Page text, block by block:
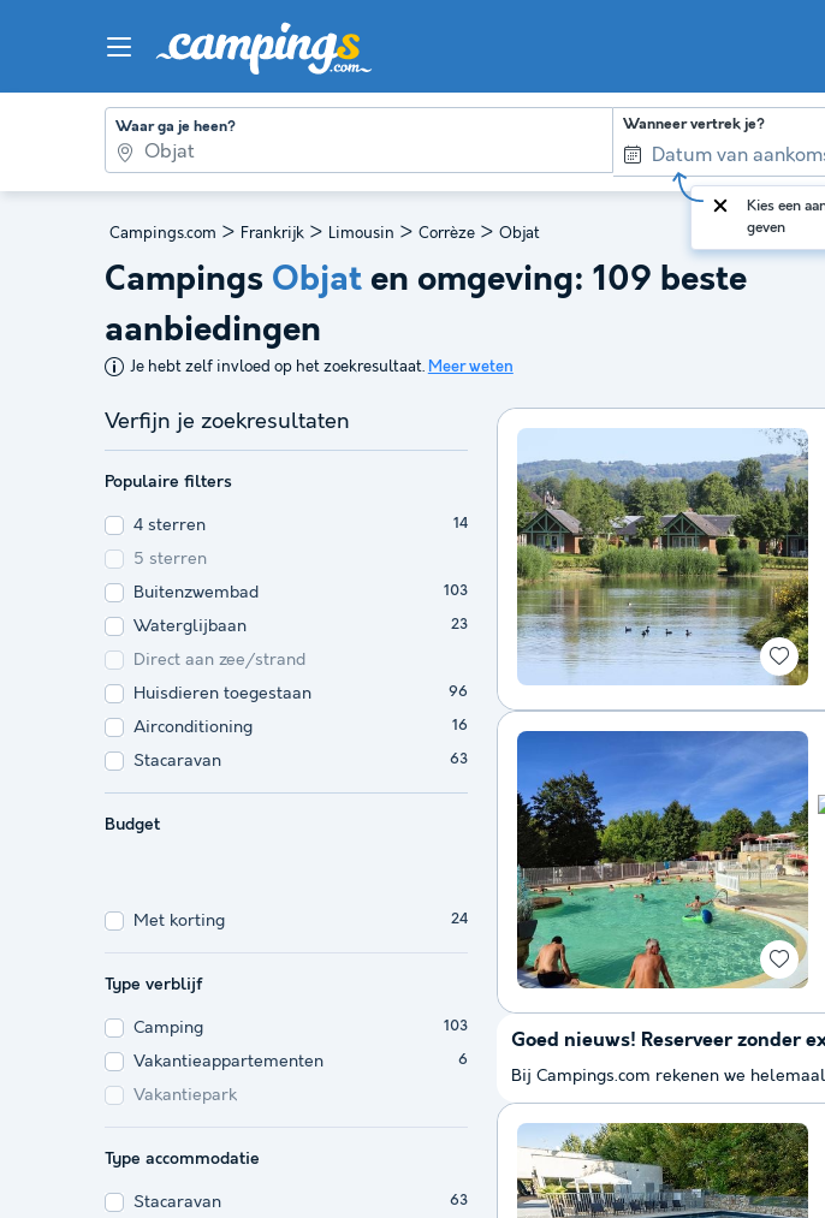
Waar ga je heen? Wanneer vertrek je?
Kies een
geven
Campings.com > Frankrijk > Limousin > Corrèze > Objat
Campings Objat en omgeving: 109 beste
aanbiedingen
Je hebt zelf invloed op het zoekresultaat. Meer weten
Verfijn je zoekresultaten
Populaire filters
4 sterren 14
5 sterren
Buitenzwembad
103
Waterglijbaan 23
Direct aan zee/strand
Huisdieren toegestaan
96
Airconditioning 16
Stacaravan 63
Budget
Met korting 24
Type verblijf
Camping 103
Vakantieappartementen 6
Vakantiepark
Type accommodatie
Stacaravan 63
Goed nieuws! Reserveer zonder
Bij Campings.com rekenen we